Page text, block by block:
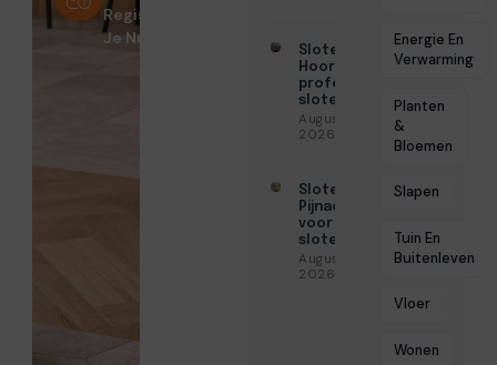
Slotenmaker
Hoorn voor
professionele
slotenservice
Augustus 3,
2026
Slotenmaker
Pijnacker
voor snelle
slotenservice
Augustus 3,
2026
Energie En
Verwarming
Planten
&
Bloemen
Slapen
Tuin En
Buitenleven
Vloer
Wonen
Registreer
Je Nu!